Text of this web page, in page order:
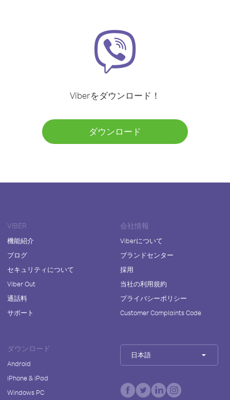
Viberをダウンロード！
ダウンロード
VIBER
機能紹介
ブログ
セキュリティについて
Viber Out
通話料
サポート
会社情報
Viberについて
ブランドセンター
採用
当社の利用規約
プライバシーポリシー
Customer Complaints Code
ダウンロード
Android
iPhone & iPad
Windows PC
日本語